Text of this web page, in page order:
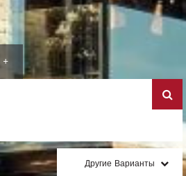
+
Другие Варианты